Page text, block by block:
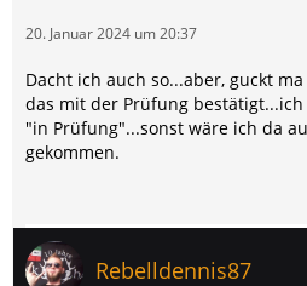
20. Januar 2024 um 20:37
Dacht ich auch so...aber, guckt
das mit der Prüfung
"in Prüfung"...sonst wäre ich da
gekommen.
Rebelldennis87